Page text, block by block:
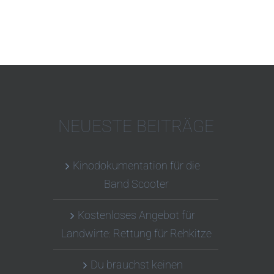
NEUESTE BEITRÄGE
Kinodokumentation für die
Band Scooter
Kostenloses Angebot für
Landwirte: Rettung für Rehkitze
Du brauchst keinen